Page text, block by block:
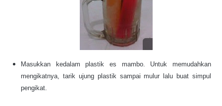
Masukkan kedalam plastik es mambo. Untuk memudahkan
mengikatnya, tarik ujung plastik sampai mulur lalu buat simpul
pengikat.